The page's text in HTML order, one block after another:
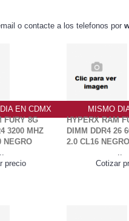
o contacte a los telefonos por
EN CDMX
FURY 8G
3200 MHZ
NEGRO
..
precio
MISMO
HYPERX RAM
DIMM DDR4 26
2.0 CL16 NEGRO
..
Cotizar